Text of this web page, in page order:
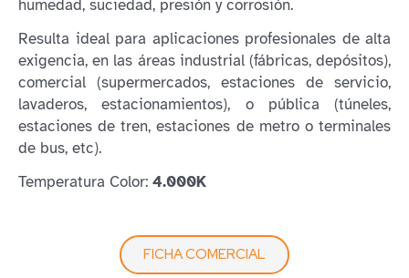
humedad, suciedad, presión y corrosión.
Resulta ideal para aplicaciones profesionales de alta
exigencia, en las áreas industrial (fábricas, depósitos),
comercial (supermercados, estaciones de servicio,
lavaderos, estacionamientos), o pública (túneles,
estaciones de tren, estaciones de metro o terminales
de bus, etc).
Temperatura Color: 4.000K
FICHA COMERCIAL